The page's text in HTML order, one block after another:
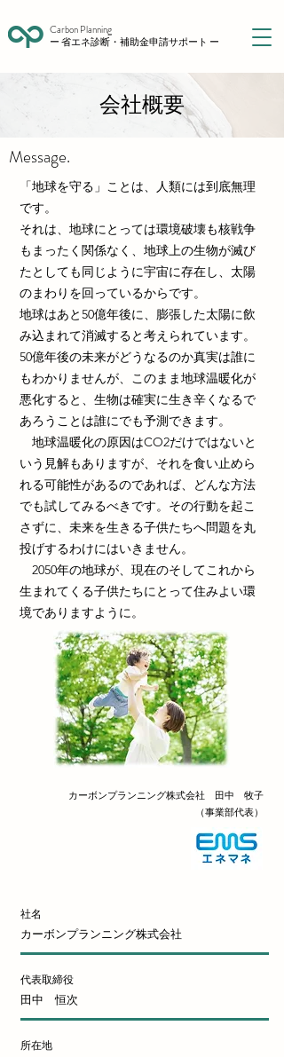
Carbon Planning
ー 省エネ診断・補助金申請サポート ー
会社概要
Message.
「地球を守る」ことは、人類には到底無理
です。
それは、地球にとっては環境破壊も核戦争
もまったく関係なく、地球上の生物が滅び
たとしても同じように宇宙に存在し、太陽
のまわりを回っているからです。
地球はあと50億年後に、膨張した太陽に飲
み込まれて消滅すると考えられています。
50億年後の未来がどうなるのか真実は誰に
もわかりませんが、このまま地球温暖化が
悪化すると、生物は確実に生き辛くなるで
あろうことは誰にでも予測できます。
地球温暖化の原因はCO2だけではないと
いう見解もありますが、それを食い止めら
れる可能性があるのであれば、どんな方法
でも試してみるべきです。その行動を起こ
さずに、未来を生きる子供たちへ問題を丸
投げするわけにはいきません。
​ 2050年の地球が、現在のそしてこれから
生まれてくる子供たちにとって住みよい環
境でありますように。
カーボンプランニング株式会社 田中 牧子
​（事業部代表）
社名
カーボンプランニング株式会社
代表取締役
田中 恒次
所在地